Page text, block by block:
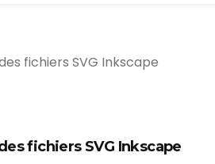
fichiers SVG Inkscape